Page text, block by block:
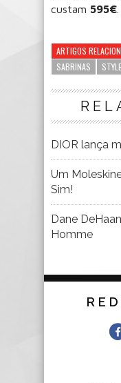
custam 595€
ARTIGOS
SABRINAS
STYLE
DIOR lança
Um
Sim!
Dane
Homme